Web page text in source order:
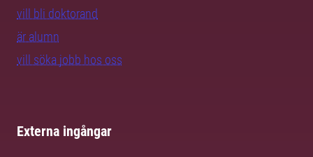
vill bli doktorand
är alumn
vill söka jobb hos oss
Externa ingångar